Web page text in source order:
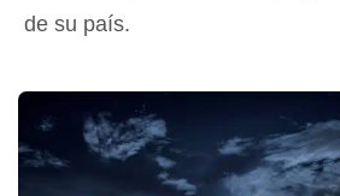
de su país.